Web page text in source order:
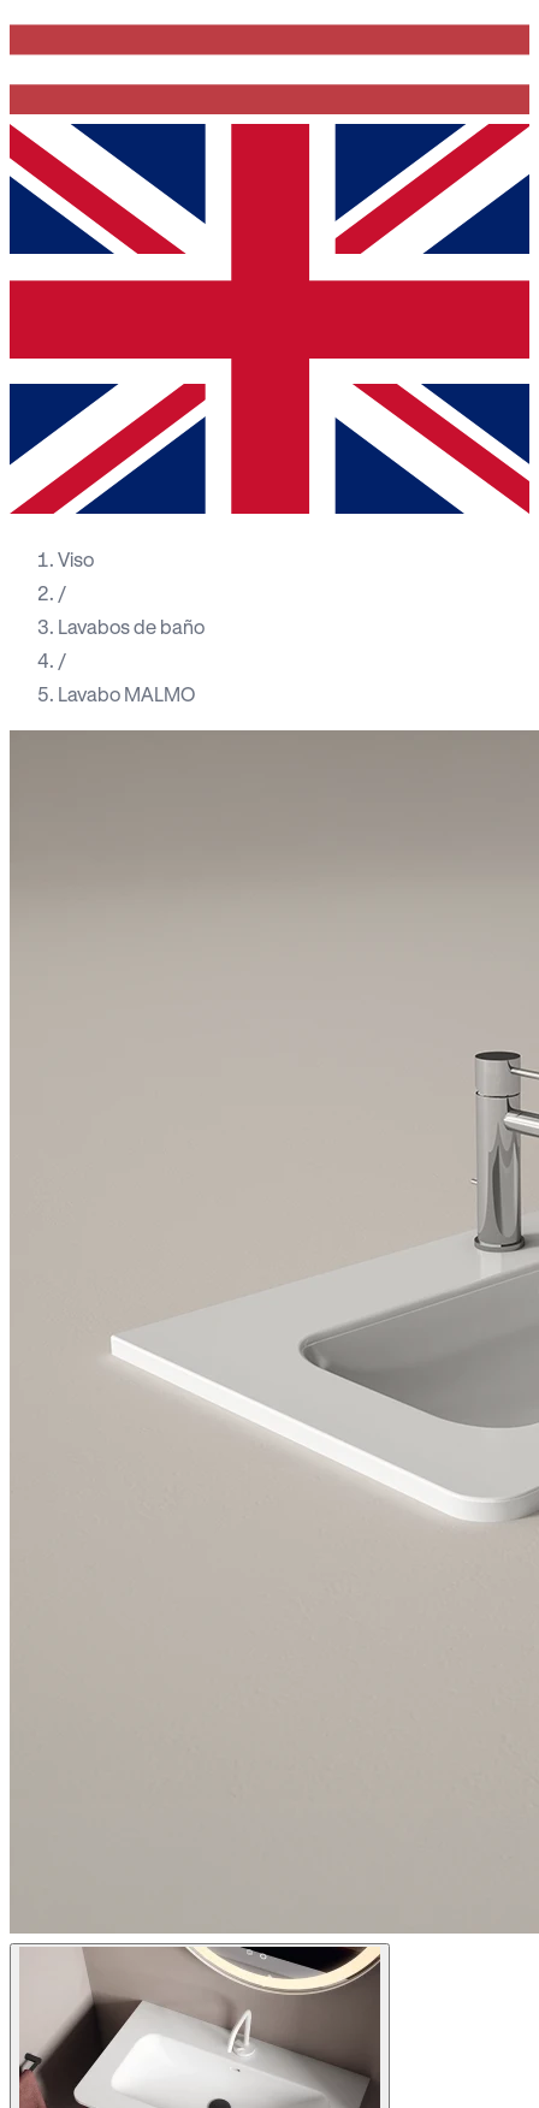
Viso
/
Lavabos de baño
/
Lavabo MALMO